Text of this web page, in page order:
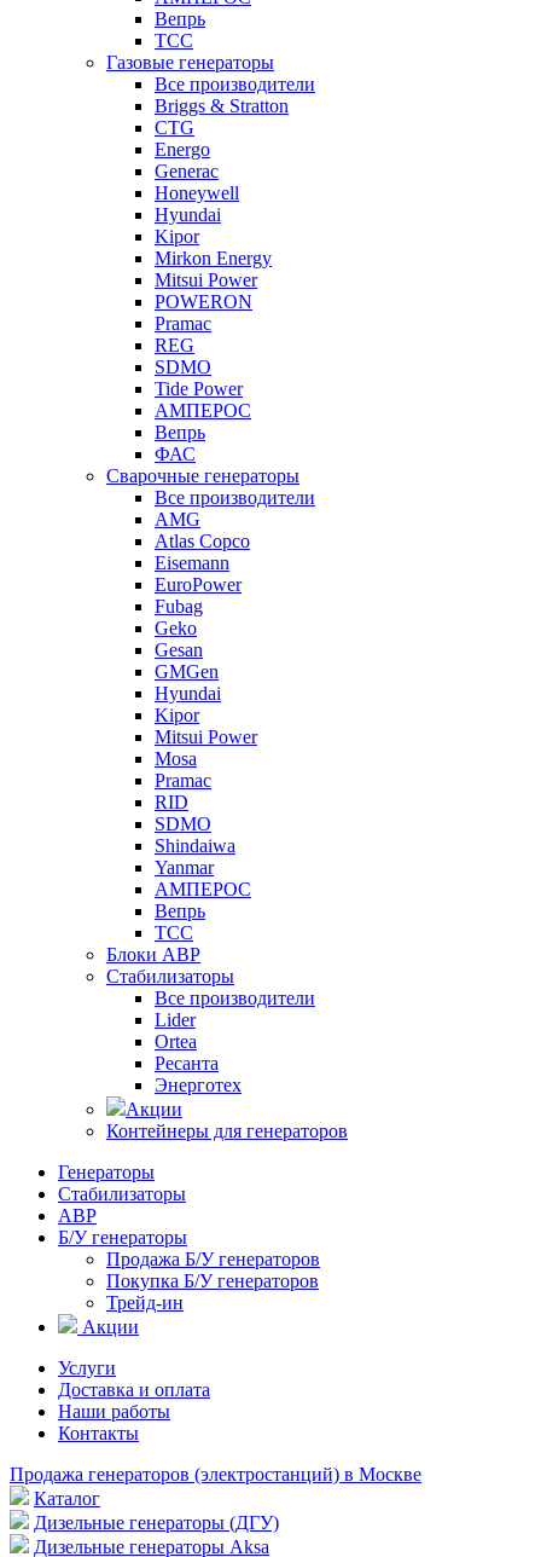
Вепрь
ТСС
Газовые генераторы
Все производители
Briggs & Stratton
CTG
Energo
Generac
Honeywell
Hyundai
Kipor
Mirkon Energy
Mitsui Power
POWERON
Pramac
REG
SDMO
Tide Power
АМПЕРОС
Вепрь
ФАС
Сварочные генераторы
Все производители
AMG
Atlas Copco
Eisemann
EuroPower
Fubag
Geko
Gesan
GMGen
Hyundai
Kipor
Mitsui Power
Mosa
Pramac
RID
SDMO
Shindaiwa
Yanmar
АМПЕРОС
Вепрь
ТСС
Блоки АВР
Стабилизаторы
Все производители
Lider
Ortea
Ресанта
Энерготех
Акции
Контейнеры для генераторов
Генераторы
Стабилизаторы
АВР
Б/У генераторы
Продажа Б/У генераторов
Покупка Б/У генераторов
Трейд-ин
Акции
Услуги
Доставка и оплата
Наши работы
Контакты
Продажа генераторов (электростанций) в Москве
Каталог
Дизельные генераторы (ДГУ)
Дизельные генераторы Aksa